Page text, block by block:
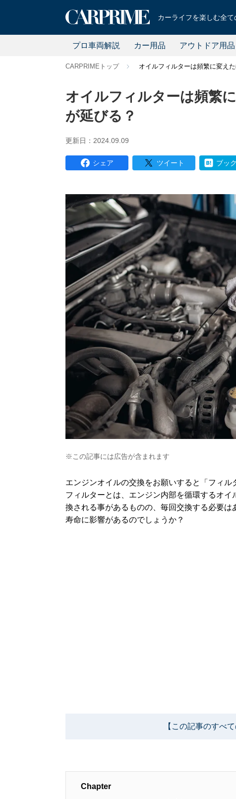
カーライフを楽しむ全
プロ車両解説 カー用品 アウトドア用品
CARPRIMEトップ オイルフィルターは頻繁に変え
オイルフィルターは頻繁
が延びる？
更新日：2024.09.09
シェア ツイート ブッ
※この記事には広告が含まれます
エンジンオイルの交換をお願いすると「フィ
フィルターとは、エンジン内部を循環するオ
換される事があるものの、毎回交換する必要
寿命に影響があるのでしょうか？
【この記事のすべ
Chapter